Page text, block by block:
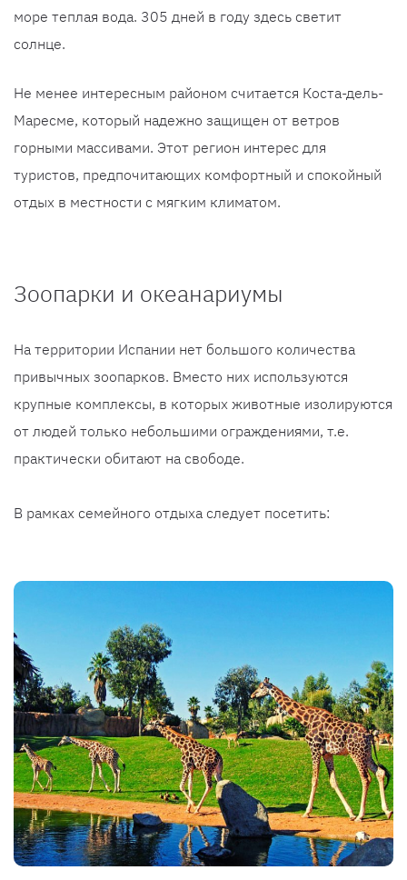
море теплая вода. 305 дней в году здесь светит
солнце.
Не менее интересным районом считается Коста-дель-
Маресме, который надежно защищен от ветров
горными массивами. Этот регион интерес для
туристов, предпочитающих комфортный и спокойный
отдых в местности с мягким климатом.
Зоопарки и океанариумы
На территории Испании нет большого количества
привычных зоопарков. Вместо них используются
крупные комплексы, в которых животные изолируются
от людей только небольшими ограждениями, т.е.
практически обитают на свободе.
В рамках семейного отдыха следует посетить: